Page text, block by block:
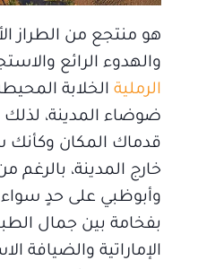
هو منتجع من الطراز
والهدوء الرائع
الرملية الخلابة
ضوضاء المدينة،
قدماك المكان وكأنك
خارج المدينة،
وأبوظبي على حدٍ
بفخامة بين جمال
الإماراتية والضيافة